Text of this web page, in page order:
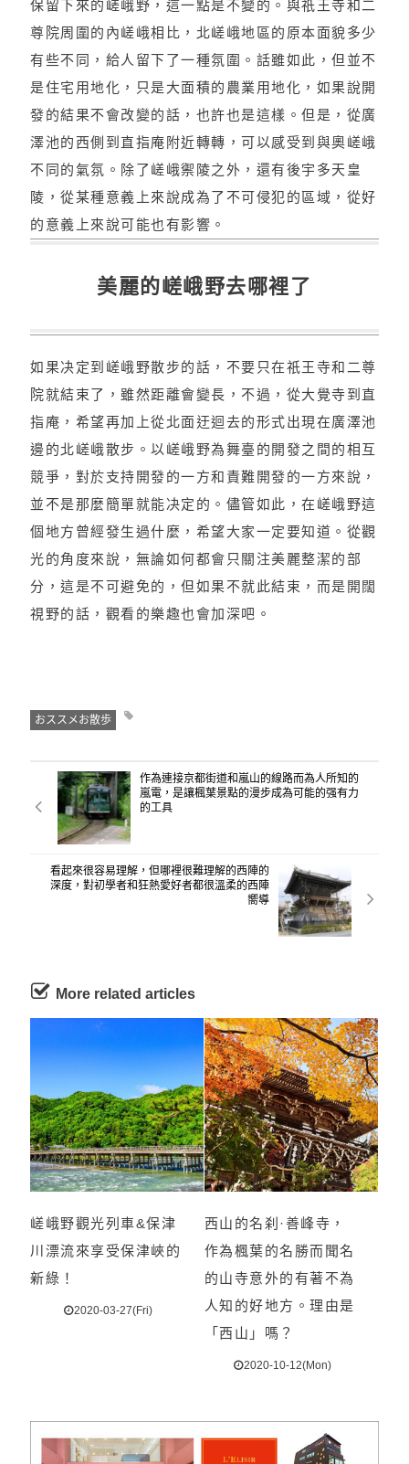
保留下來的嵯峨野，這一點是不變的。與祇王寺和二
尊院周圍的內嵯峨相比，北嵯峨地區的原本面貌多少
有些不同，給人留下了一種氛圍。話雖如此，但並不
是住宅用地化，只是大面積的農業用地化，如果說開
發的結果不會改變的話，也許也是這樣。但是，從廣
澤池的西側到直指庵附近轉轉，可以感受到與奧嵯峨
不同的氣氛。除了嵯峨禦陵之外，還有後宇多天皇
陵，從某種意義上來說成為了不可侵犯的區域，從好
的意義上來說可能也有影響。
美麗的嵯峨野去哪裡了
如果决定到嵯峨野散步的話，不要只在祇王寺和二尊
院就結束了，雖然距離會變長，不過，從大覺寺到直
指庵，希望再加上從北面迂迴去的形式出現在廣澤池
邊的北嵯峨散步。以嵯峨野為舞臺的開發之間的相互
競爭，對於支持開發的一方和責難開發的一方來說，
並不是那麼簡單就能决定的。儘管如此，在嵯峨野這
個地方曾經發生過什麼，希望大家一定要知道。從觀
光的角度來說，無論如何都會只關注美麗整潔的部
分，這是不可避免的，但如果不就此結束，而是開闊
視野的話，觀看的樂趣也會加深吧。
おススメお散歩
作為連接京都街道和嵐山的線路而為人所知的
嵐電，是讓楓葉景點的漫步成為可能的强有力
的工具
看起來很容易理解，但哪裡很難理解的西陣的
深度，對初學者和狂熱愛好者都很溫柔的西陣
嚮導
More related articles
嵯峨野觀光列車&保津
川漂流來享受保津峽的
新綠！
2020-03-27(Fri)
西山的名刹·善峰寺，
作為楓葉的名勝而聞名
的山寺意外的有著不為
人知的好地方。理由是
「西山」嗎？
2020-10-12(Mon)